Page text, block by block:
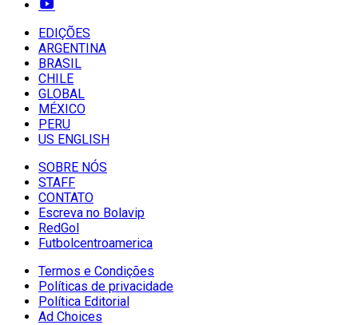
EDIÇÕES
ARGENTINA
BRASIL
CHILE
GLOBAL
MÉXICO
PERU
US ENGLISH
SOBRE NÓS
STAFF
CONTATO
Escreva no Bolavip
RedGol
Futbolcentroamerica
Termos e Condições
Políticas de privacidade
Política Editorial
Ad Choices